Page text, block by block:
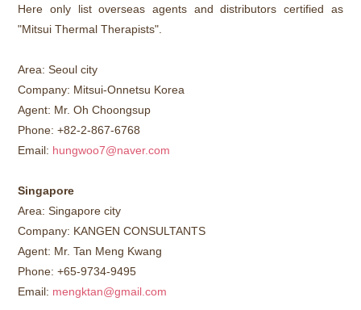
Here only list overseas agents and distributors certified as
"Mitsui Thermal Therapists".
Area: Seoul city
Company: Mitsui-Onnetsu Korea
Agent: Mr. Oh Choongsup
Phone: +82-2-867-6768
Email: hungwoo7@naver.com
Singapore
Area: Singapore city
Company: KANGEN CONSULTANTS
Agent: Mr. Tan Meng Kwang
Phone: +65-9734-9495
Email: mengktan@gmail.com